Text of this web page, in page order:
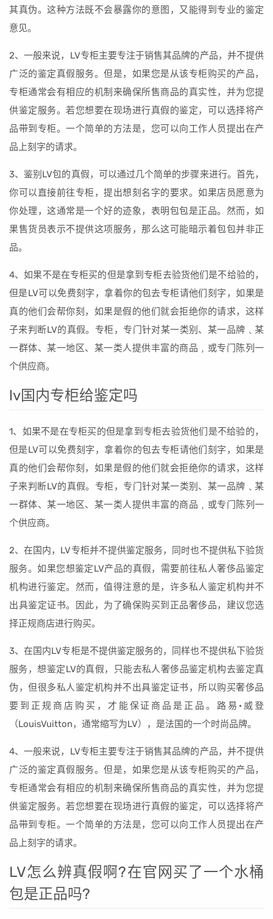
其真伪。这种方法既不会暴露你的意图，又能得到专业的鉴定
意见。
2、一般来说，LV专柜主要专注于销售其品牌的产品，并不提供
广泛的鉴定真假服务。但是，如果您是从该专柜购买的产品，
专柜通常会有相应的机制来确保所售商品的真实性，并为您提
供鉴定服务。若您想要在现场进行真假的鉴定，可以选择将产
品带到专柜。一个简单的方法是，您可以向工作人员提出在产
品上刻字的请求。
3、鉴别LV包的真假，可以通过几个简单的步骤来进行。首先，
你可以直接前往专柜，提出想刻名字的要求。如果店员愿意为
你处理，这通常是一个好的迹象，表明包包是正品。然而，如
果售货员表示不提供这项服务，那么这可能暗示着包包并非正
品。
4、如果不是在专柜买的但是拿到专柜去验货他们是不给验的，
但是LV可以免费刻字，拿着你的包去专柜请他们刻字，如果是
真的他们会帮你刻，如果是假的他们就会拒绝你的请求，这样
子来判断LV的真假。专柜，专门针对某一类别、某一品牌﹑某
一群体、某一地区、某一类人提供丰富的商品﹐或专门陈列一
个供应商。
lv国内专柜给鉴定吗
1、如果不是在专柜买的但是拿到专柜去验货他们是不给验的，
但是LV可以免费刻字，拿着你的包去专柜请他们刻字，如果是
真的他们会帮你刻，如果是假的他们就会拒绝你的请求，这样
子来判断LV的真假。专柜，专门针对某一类别、某一品牌﹑某
一群体、某一地区、某一类人提供丰富的商品﹐或专门陈列一
个供应商。
2、在国内，LV专柜并不提供鉴定服务，同时也不提供私下验货
服务。如果您想鉴定LV产品的真假，需要前往私人奢侈品鉴定
机构进行鉴定。然而，值得注意的是，许多私人鉴定机构并不
出具鉴定证书。因此，为了确保购买到正品奢侈品，建议您选
择正规商店进行购买。
3、在国内LV专柜是不提供鉴定服务的，同样也不提供私下验货
服务，想鉴定LV的真假，只能去私人奢侈品鉴定机构去鉴定真
伪，但很多私人鉴定机构并不出具鉴定证书，所以购买奢侈品
要到正规商店购买，才能保证商品是正品。路易·威登
（LouisVuitton，通常缩写为LV），是法国的一个时尚品牌。
4、一般来说，LV专柜主要专注于销售其品牌的产品，并不提供
广泛的鉴定真假服务。但是，如果您是从该专柜购买的产品，
专柜通常会有相应的机制来确保所售商品的真实性，并为您提
供鉴定服务。若您想要在现场进行真假的鉴定，可以选择将产
品带到专柜。一个简单的方法是，您可以向工作人员提出在产
品上刻字的请求。
LV怎么辨真假啊?在官网买了一个水桶
包是正品吗?